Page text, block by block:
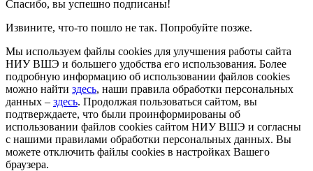
Спасибо, вы успешно подписаны!
Извините, что-то пошло не так. Попробуйте позже.
Мы используем файлы cookies для улучшения работы сайта
НИУ ВШЭ и большего удобства его использования. Более
подробную информацию об использовании файлов cookies
можно найти здесь, наши правила обработки персональных
данных – здесь. Продолжая пользоваться сайтом, вы
подтверждаете, что были проинформированы об
использовании файлов cookies сайтом НИУ ВШЭ и согласны
с нашими правилами обработки персональных данных. Вы
можете отключить файлы cookies в настройках Вашего
браузера.